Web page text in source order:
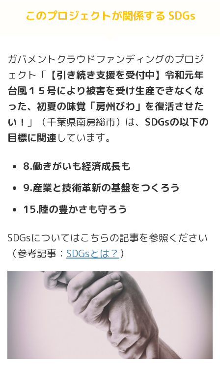
このプロジェクトが関係する SDGs
ガバメントクラウドファンディングのプロジ
ェクト「 【引き続き支援を受付中】令和元年
台風１５号により被害を受け生産できなくな
った、初夏の味覚「房州びわ」を復活させた
い！ 」（千葉県南房総市）は、 SDGsの以下の
目標に関連しています。
8.働きがいも経済成長も
9.産業と技術革新の基盤をつくろう
15.陸の豊かさも守ろう
SDGsについてはこちらの記事を参照ください
（参考記事： SDGsとは？ ）